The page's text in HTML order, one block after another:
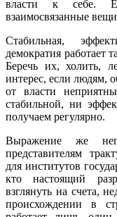
власти к себе.
взаимосвязанные
Стабильная,
демократия работает
Беречь их, холить,
интерес, если людям,
от власти
стабильной, ни
получаем регулярно.
Выражение же
представителям
для институтов
кто настоящий
взглянуть на счета,
происхождении в